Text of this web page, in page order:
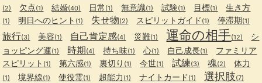
(2) 欠点(1) 結婚(40) 日常 (1) 無意識(1) 試験(1) 目標(1) 生き方
(1) 明日へのヒント (1) 失せ物(2) スピリットガイド (1) 停滞期(1)
旅行(3) 美容(1) 自己肯定感(4) 災難(1) 運命の相手(12)
シ
ョッピング運(1) 時期(4) 持ち味(1) 心(1) 自己成長(1)
ファミリア
スピリット (1) 第六感(1) 裏切り (1) 今世(1) 試練(3) 魂(2) 体力
(1) 境界線(1) 使役霊(1) 超能力 (1) ナイトカード (1) 選択肢(7)